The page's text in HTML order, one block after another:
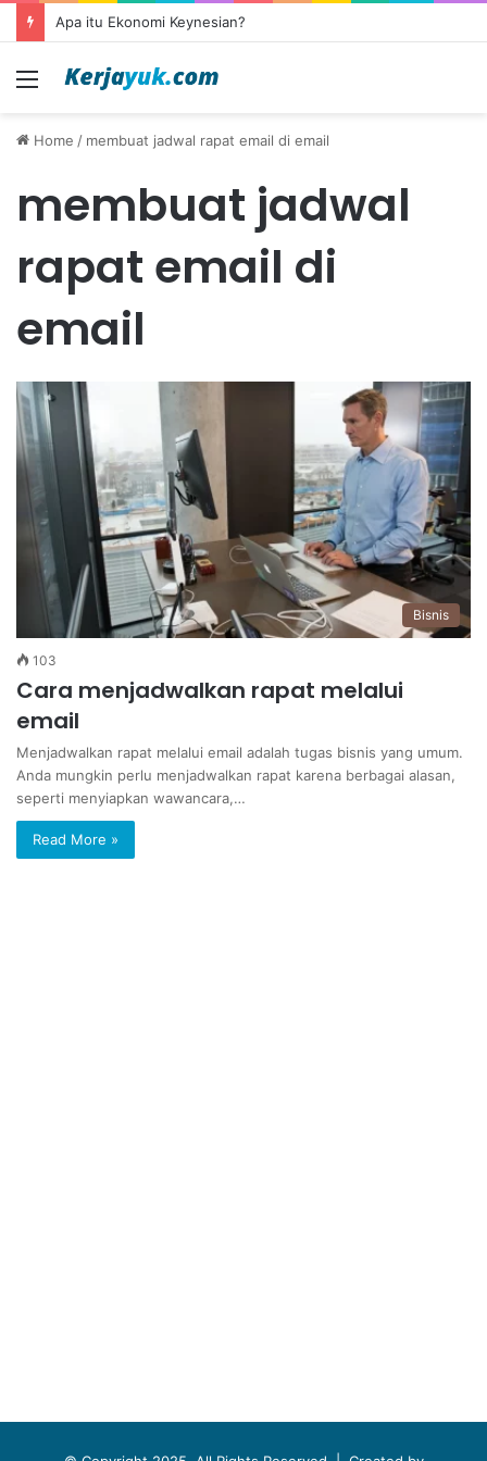
Apa itu Ekonomi Keynesian?
Menu
Home / membuat jadwal rapat email di email
membuat jadwal
rapat email di
email
Bisnis
103
Cara menjadwalkan rapat melalui
email
Menjadwalkan rapat melalui email adalah tugas bisnis yang umum.
Anda mungkin perlu menjadwalkan rapat karena berbagai alasan,
seperti menyiapkan wawancara,…
Read More »